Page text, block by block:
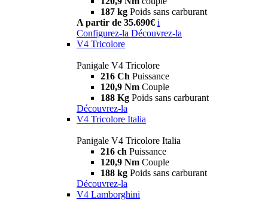
187 kg Poids sans carburant
A partir de 35.690€ i
Configurez-la Découvrez-la
V4 Tricolore
Panigale V4 Tricolore
216 Ch Puissance
120,9 Nm Couple
188 Kg Poids sans carburant
Découvrez-la
V4 Tricolore Italia
Panigale V4 Tricolore Italia
216 ch Puissance
120,9 Nm Couple
188 kg Poids sans carburant
Découvrez-la
V4 Lamborghini